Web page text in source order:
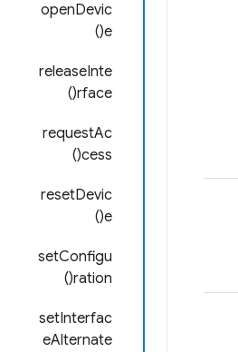
openDevic
e()
releaseInte
rface()
requestAc
cess()
resetDevic
e()
setConfigu
ration()
setInterfac
eAlternate